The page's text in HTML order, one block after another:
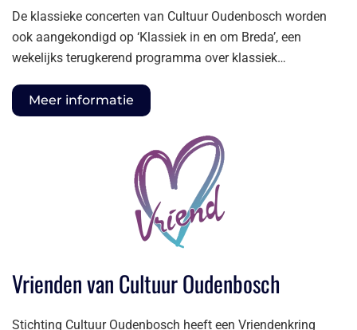
De klassieke concerten van Cultuur Oudenbosch worden
ook aangekondigd op ‘Klassiek in en om Breda’, een
wekelijks terugkerend programma over klassiek…
Meer informatie
Vrienden van Cultuur Oudenbosch
Stichting Cultuur Oudenbosch heeft een Vriendenkring